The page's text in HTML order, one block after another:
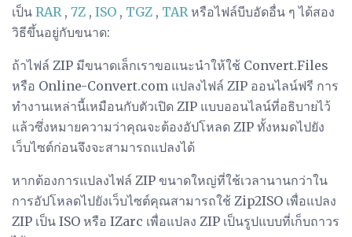
เป็น RAR , 7Z , ISO , TGZ , TAR หรือไฟล์บีบอัดอื่น ๆ ได้สอง
วิธีขึ้นอยู่กับขนาด:
ถ้าไฟล์ ZIP มีขนาดเล็กเราขอแนะนำให้ใช้ Convert.Files
หรือ Online-Convert.com แปลงไฟล์ ZIP ออนไลน์ฟรี การ
ทำงานเหล่านี้เหมือนกับตัวเปิด ZIP แบบออนไลน์ที่อธิบายไว้
แล้วซึ่งหมายความว่าคุณจะต้องอัปโหลด ZIP ทั้งหมดไปยัง
เว็บไซต์ก่อนจึงจะสามารถแปลงได้
หากต้องการแปลงไฟล์ ZIP ขนาดใหญ่ที่ใช้เวลานานกว่าใน
การอัปโหลดไปยังเว็บไซต์คุณสามารถใช้ Zip2ISO เพื่อแปลง
ZIP เป็น ISO หรือ IZarc เพื่อแปลง ZIP เป็นรูปแบบที่เก็บถาวร